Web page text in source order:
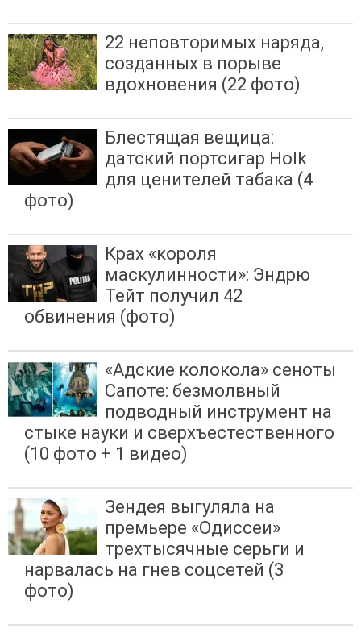
22 неповторимых наряда,
созданных в порыве
вдохновения (22 фото)
Блестящая вещица:
датский портсигар Holk
для ценителей табака (4
фото)
Крах «короля
маскулинности»: Эндрю
Тейт получил 42
обвинения (фото)
«Адские колокола» сеноты
Сапоте: безмолвный
подводный инструмент на
стыке науки и сверхъестественного
(10 фото + 1 видео)
Зендея выгуляла на
премьере «Одиссеи»
трехтысячные серьги и
нарвалась на гнев соцсетей (3
фото)